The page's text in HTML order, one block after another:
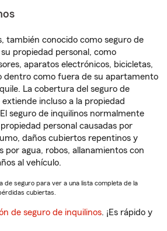
también conocido como seguro de
propiedad personal, como
aparatos electrónicos, bicicletas,
dentro como fuera de su apartamento
La cobertura del seguro de
incluso a la propiedad
seguro de inquilinos normalmente
personal causadas por
daños cubiertos repentinos y
por agua, robos, allanamientos con
al vehículo.
de seguro para ver a una lista completa de la
cubiertas.
de seguro de inquilinos. ¡Es rápido y